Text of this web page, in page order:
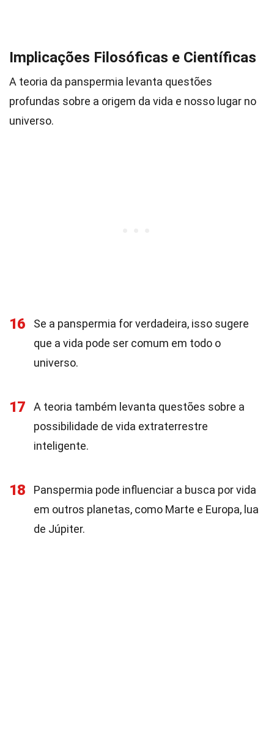
Implicações Filosóficas e Científicas
A teoria da panspermia levanta questões
profundas sobre a origem da vida e nosso lugar no
universo.
16
Se a panspermia for verdadeira, isso sugere
que a vida pode ser comum em todo o
universo.
17
A teoria também levanta questões sobre a
possibilidade de vida extraterrestre
inteligente.
18
Panspermia pode influenciar a busca por vida
em outros planetas, como Marte e Europa, lua
de Júpiter.